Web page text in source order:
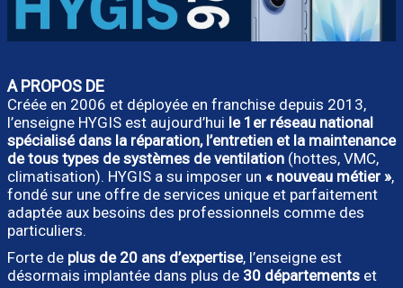
A PROPOS DE
Créée en 2006 et déployée en franchise depuis 2013,
l’enseigne HYGIS est aujourd’hui le 1er réseau national
spécialisé dans la réparation, l’entretien et la maintenance
de tous types de systèmes de ventilation (hottes, VMC,
climatisation). HYGIS a su imposer un « nouveau métier »,
fondé sur une offre de services unique et parfaitement
adaptée aux besoins des professionnels comme des
particuliers.
Forte de plus de 20 ans d’expertise, l’enseigne est
désormais implantée dans plus de 30 départements et